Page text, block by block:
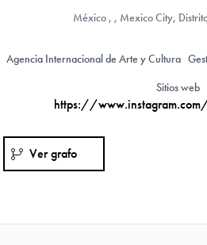
México, , Mexico City,
Agencia Internacional de Arte y Cultura
Sitios web
https://
Ver grafo